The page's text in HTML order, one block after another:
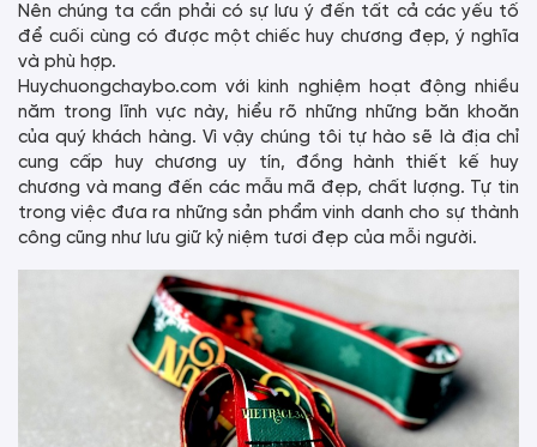
Nên chúng ta cần phải có sự lưu ý đến tất cả các yếu tố
để cuối cùng có được một chiếc huy chương đẹp, ý nghĩa
và phù hợp.
Huychuongchaybo.com với kinh nghiệm hoạt động nhiều
năm trong lĩnh vực này, hiểu rõ những những băn khoăn
của quý khách hàng. Vì vậy chúng tôi tự hào sẽ là địa chỉ
cung cấp huy chương uy tín, đồng hành thiết kế huy
chương và mang đến các mẫu mã đẹp, chất lượng. Tự tin
trong việc đưa ra những sản phẩm vinh danh cho sự thành
công cũng như lưu giữ kỷ niệm tươi đẹp của mỗi người.